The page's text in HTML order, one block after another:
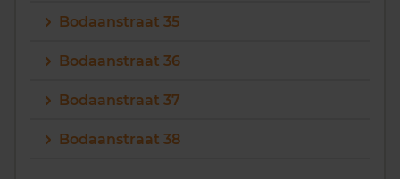
Bodaanstraat 35
Bodaanstraat 36
Bodaanstraat 37
Bodaanstraat 38